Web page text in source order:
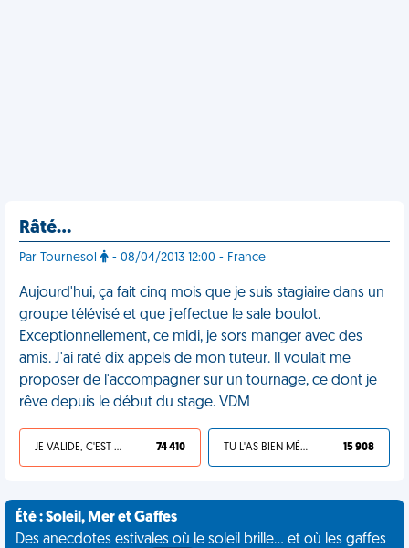
Râté…
Par Tournesol - 08/04/2013 12:00 - France
Aujourd'hui, ça fait cinq mois que je suis stagiaire dans un
groupe télévisé et que j'effectue le sale boulot.
Exceptionnellement, ce midi, je sors manger avec des
amis. J'ai raté dix appels de mon tuteur. Il voulait me
proposer de l'accompagner sur un tournage, ce dont je
rêve depuis le début du stage. VDM
JE VALIDE, C'EST UNE VDM 74 410 TU L'AS BIEN MÉRITÉ 15 908
Été : Soleil, Mer et Gaffes
Des anecdotes estivales où le soleil brille... et où les gaffes